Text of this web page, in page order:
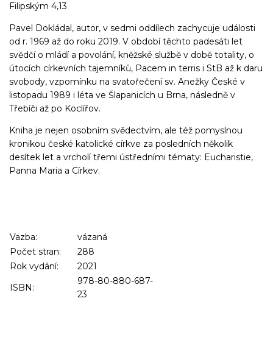
Filipským 4,13
Pavel Dokládal, autor, v sedmi oddílech zachycuje události
od r. 1969 až do roku 2019. V období těchto padesáti let
svědčí o mládí a povolání, kněžské službě v době totality, o
útocích církevních tajemníků, Pacem in terris i StB až k daru
svobody, vzpomínku na svatořečení sv. Anežky České v
listopadu 1989 i léta ve Šlapanicích u Brna, následně v
Třebíči až po Koclířov.
Kniha je nejen osobním svědectvím, ale též pomyslnou
kronikou české katolické církve za posledních několik
desítek let a vrcholí třemi ústředními tématy: Eucharistie,
Panna Maria a Církev.
Vazba:
vázaná
Počet stran:
288
Rok vydání:
2021
ISBN:
978-80-880-687-
23